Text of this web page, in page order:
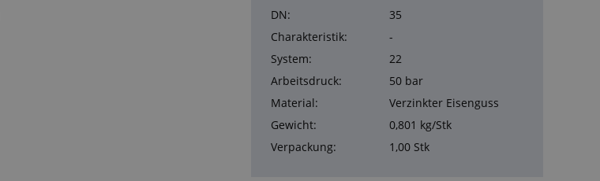
DN:
35
Charakteristik:
-
System:
22
Arbeitsdruck:
50 bar
Material:
Verzinkter Eisenguss
Gewicht:
0,801 kg/Stk
Verpackung:
1,00 Stk